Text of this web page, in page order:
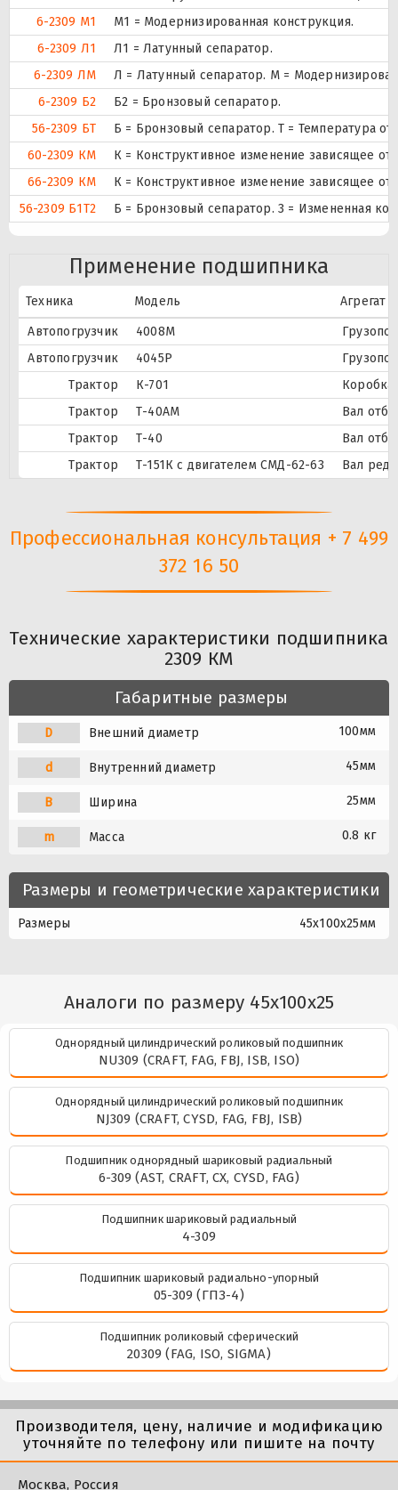
6-2309 М1
М1 = Модернизированная конструкция.
6-2309 Л1
Л1 = Латунный сепаратор.
6-2309 ЛМ
Л = Латунный сепаратор. М =
6-2309 Б2
Б2 = Бронзовый сепаратор.
56-2309 БТ
Б = Бронзовый сепаратор. Т = Температура
60-2309 КМ
К = Конструктивное изменение зависящее
66-2309 КМ
К = Конструктивное изменение зависящее
56-2309 Б1Т2
Б = Бронзовый сепаратор. 3 = Измененная
Применение подшипника
Техника Модель
Агрегат
Автопогрузчик
4008М
Автопогрузчик
4045Р
Трактор
К-701
Коробка
Трактор
Т-40АМ
Вал
Трактор
Т-40
Вал
Трактор
Т-151К с двигателем СМД-62-63 Вал
Профессиональная консультация + 7 499
372 16 50
Технические характеристики подшипника
2309 КМ
Габаритные размеры
D Внешний диаметр 100мм
d Внутренний диаметр 45мм
B Ширина 25мм
m Масса 0.8 кг
Размеры и геометрические характеристики
Размеры 45x100x25мм
Аналоги по размеру 45x100x25
Однорядный цилиндрический роликовый подшипник
NU309 (CRAFT, FAG, FBJ, ISB, ISO)
Однорядный цилиндрический роликовый подшипник
NJ309 (CRAFT, CYSD, FAG, FBJ, ISB)
Подшипник однорядный шариковый радиальный
6-309 (AST, CRAFT, CX, CYSD, FAG)
Подшипник шариковый радиальный
4-309
Подшипник шариковый радиально-упорный
05-309 (ГПЗ-4)
Подшипник роликовый сферический
20309 (FAG, ISO, SIGMA)
Производителя, цену, наличие и модификацию
уточняйте по телефону или пишите на почту
Москва, Россия